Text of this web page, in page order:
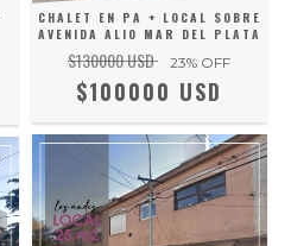
CHALET EN PA + LOCAL SOBRE
AVENIDA ALIO MAR DEL PLATA
$130000 USD 23% OFF
$100000 USD